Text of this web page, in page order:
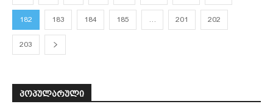
182 183 184 185 … 201 202
203
ᲞᲝᲞᲣᲚᲐᲠᲣᲚᲘ